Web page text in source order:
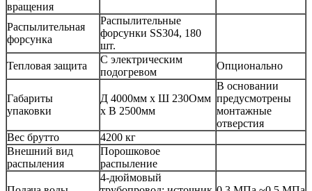
вращения
Распылительная
форсунка
Распылительные
форсунки SS304, 180
шт.
Тепловая защита
C электрическим
подогревом
Опционально
Габариты
упаковки
Д 4000мм x Ш 230Oмм
x В 2500мм
В основании
предусмотрены
монтажные
отверстия
Вес брутто
4200 кг
Внешний вид
распыления
Порошковое
распыление
4-дюймовый